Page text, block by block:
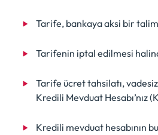
Tarife, bankaya aksi bir
Tarifenin iptal edilmesi
Tarife ücret tahsilatı,
Kredili Mevduat Hesabı’nız
Kredili mevduat hesabının